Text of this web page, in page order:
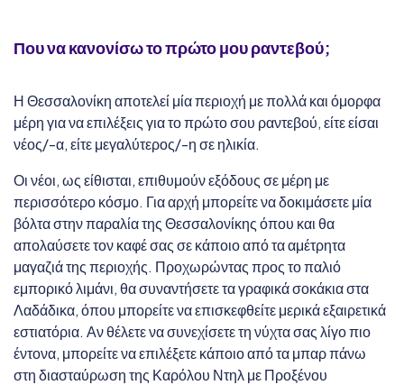
Που να κανονίσω το πρώτο μου ραντεβού;
Η Θεσσαλονίκη αποτελεί μία περιοχή με πολλά και όμορφα
μέρη για να επιλέξεις για το πρώτο σου ραντεβού, είτε είσαι
νέος/-α, είτε μεγαλύτερος/-η σε ηλικία.
Οι νέοι, ως είθισται, επιθυμούν εξόδους σε μέρη με
περισσότερο κόσμο. Για αρχή μπορείτε να δοκιμάσετε μία
βόλτα στην παραλία της Θεσσαλονίκης όπου και θα
απολαύσετε τον καφέ σας σε κάποιο από τα αμέτρητα
μαγαζιά της περιοχής. Προχωρώντας προς το παλιό
εμπορικό λιμάνι, θα συναντήσετε τα γραφικά σοκάκια στα
Λαδάδικα, όπου μπορείτε να επισκεφθείτε μερικά εξαιρετικά
εστιατόρια. Αν θέλετε να συνεχίσετε τη νύχτα σας λίγο πιο
έντονα, μπορείτε να επιλέξετε κάποιο από τα μπαρ πάνω
στη διασταύρωση της Καρόλου Ντηλ με Προξένου